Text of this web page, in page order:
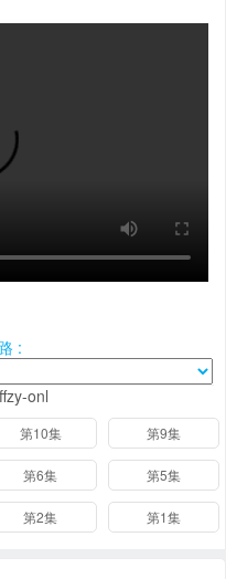
:
onl
第10集 第9集
第6集 第5集
第2集 第1集